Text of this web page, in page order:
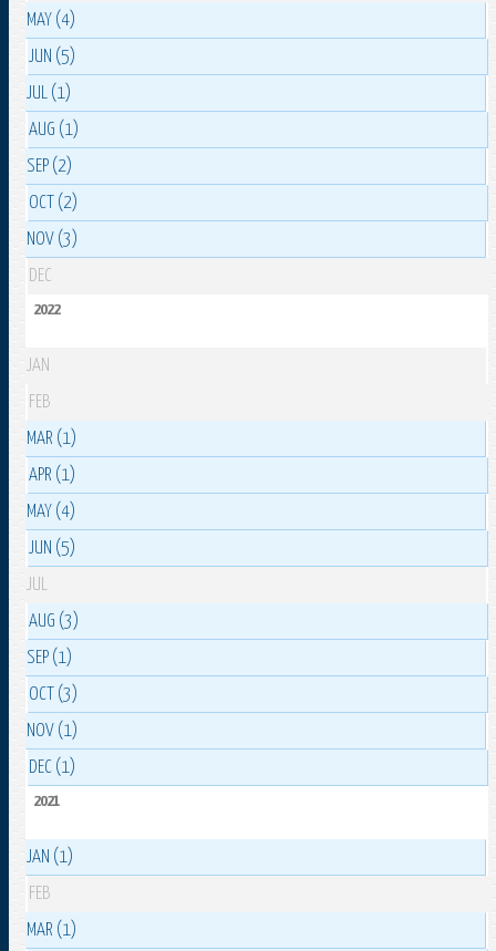
MAY (4)
JUN (5)
JUL (1)
AUG (1)
SEP (2)
OCT (2)
NOV (3)
DEC
2022
JAN
FEB
MAR (1)
APR (1)
MAY (4)
JUN (5)
JUL
AUG (3)
SEP (1)
OCT (3)
NOV (1)
DEC (1)
2021
JAN (1)
FEB
MAR (1)